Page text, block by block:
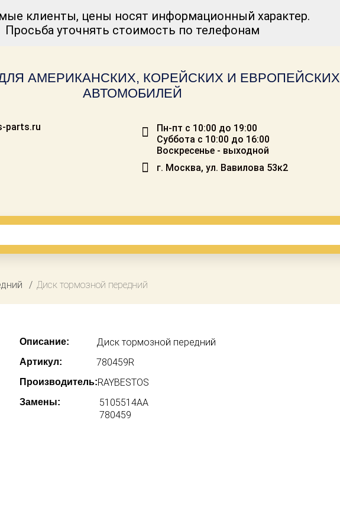
клиенты, цены носят информационный характер.
Просьба уточнять стоимость по телефонам
АМЕРИКАНСКИХ, КОРЕЙСКИХ И ЕВРОПЕЙСКИХ
АВТОМОБИЛЕЙ
parts.ru
Пн-пт с 10:00 до 19:00
Суббота с 10:00 до 16:00
Воскресенье - выходной
г. Москва, ул. Вавилова 53к2
Диск тормозной передний
Описание: Диск тормозной передний
Артикул: 780459R
Производитель:RAYBESTOS
Замены:
5105514AA
780459